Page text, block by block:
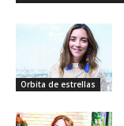
Orbita de estrellas